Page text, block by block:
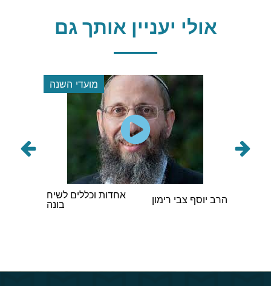
אולי יעניין אותך גם
מועדי השנה
הרב יוסף צבי רימון
אחדות וכללים לשיח
הרב אברהם
וינגורט